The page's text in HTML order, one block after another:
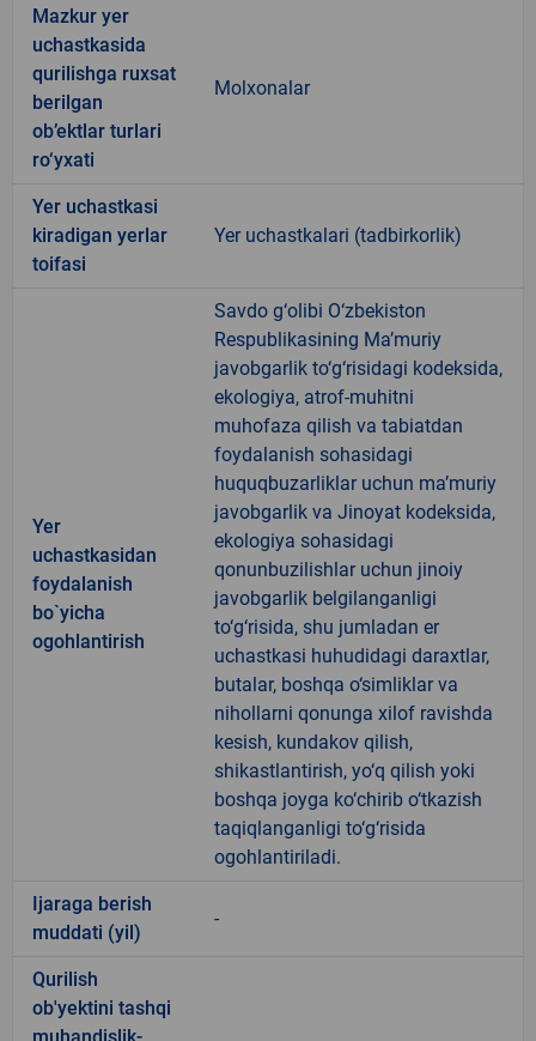
Mazkur yer
uchastkasida
qurilishga ruxsat
berilgan
ob’ektlar turlari
ro‘yxati
Molxonalar
Yer uchastkasi
kiradigan yerlar
toifasi
Yer uchastkalari (tadbirkorlik)
Yer
uchastkasidan
foydalanish
bo`yicha
ogohlantirish
Savdo g‘olibi O‘zbekiston
Respublikasining Ma’muriy
javobgarlik to‘g‘risidagi kodeksida,
ekologiya, atrof-muhitni
muhofaza qilish va tabiatdan
foydalanish sohasidagi
huquqbuzarliklar uchun ma’muriy
javobgarlik va Jinoyat kodeksida,
ekologiya sohasidagi
qonunbuzilishlar uchun jinoiy
javobgarlik belgilanganligi
to‘g‘risida, shu jumladan er
uchastkasi huhudidagi daraxtlar,
butalar, boshqa o‘simliklar va
nihollarni qonunga xilof ravishda
kesish, kundakov qilish,
shikastlantirish, yo‘q qilish yoki
boshqa joyga ko‘chirib o‘tkazish
taqiqlanganligi to‘g‘risida
ogohlantiriladi.
Ijaraga berish
muddati (yil)
-
Qurilish
ob'yektini tashqi